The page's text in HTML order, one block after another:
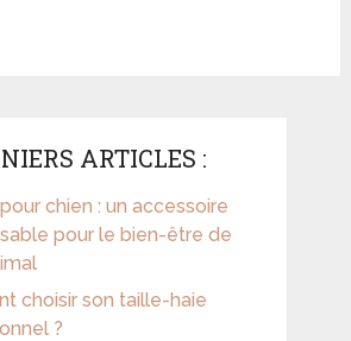
ARTICLES :
chien : un accessoire
pour le bien-être de
choisir son taille-haie
?